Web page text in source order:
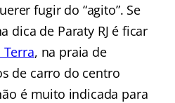
fugir do “agito”. Se
dica de Paraty RJ é ficar
Terra, na praia de
de carro do centro
é muito indicada para